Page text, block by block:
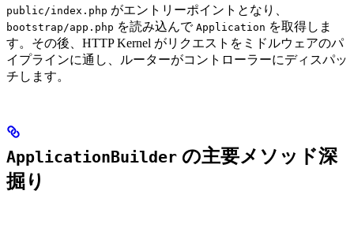
public/index.php がエントリーポイントとなり、
bootstrap/app.php を読み込んで Application を取得しま
す。その後、HTTP Kernel がリクエストをミドルウェアのパ
イプラインに通し、ルーターがコントローラーにディスパッ
チします。
ApplicationBuilder の主要メソッド深
掘り